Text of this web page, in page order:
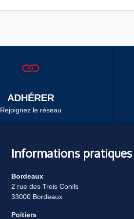
ADHÉRER
Rejoignez le réseau
Informations pratiques
Bordeaux
2 rue des Trois Conils
33000 Bordeaux
Poitiers